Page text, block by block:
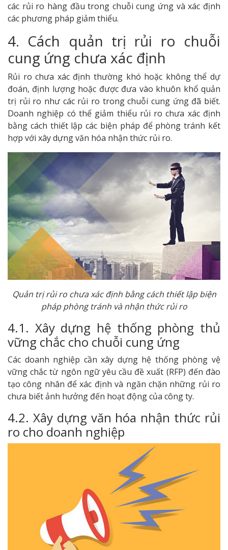
các rủi ro hàng đầu trong chuỗi cung ứng và xác định
các phương pháp giảm thiểu.
4. Cách quản trị rủi ro chuỗi
cung ứng chưa xác định
Rủi ro chưa xác định thường khó hoặc không thể dự
đoán, định lượng hoặc được đưa vào khuôn khổ quản
trị rủi ro như các rủi ro trong chuỗi cung ứng đã biết.
Doanh nghiệp có thể giảm thiểu rủi ro chưa xác định
bằng cách thiết lập các biện pháp để phòng tránh kết
hợp với xây dựng văn hóa nhận thức rủi ro.
Quản trị rủi ro chưa xác định bằng cách thiết lập biện
pháp phòng tránh và nhận thức rủi ro
4.1. Xây dựng hệ thống phòng thủ
vững chắc cho chuỗi cung ứng
Các doanh nghiệp cần xây dựng hệ thống phòng vệ
vững chắc từ ngôn ngữ yêu cầu đề xuất (RFP) đến đào
tạo công nhân để xác định và ngăn chặn những rủi ro
chưa biết ảnh hưởng đến hoạt động của công ty.
4.2. Xây dựng văn hóa nhận thức rủi
ro cho doanh nghiệp